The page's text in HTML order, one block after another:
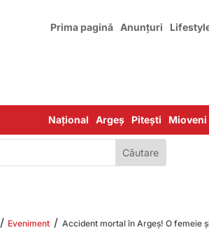
Prima pagină Anunțuri
Național Argeș Pitești Mioveni
/ Eveniment / Accident mortal în Argeș! O femeie